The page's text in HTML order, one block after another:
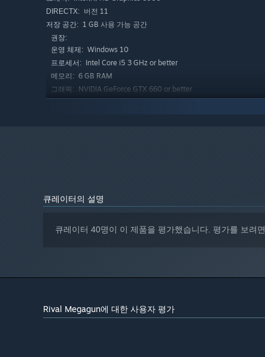
DIRECTX: 버전 11
저장 공간: 1 GB 사용 가능 공간
권장:
운영 체제: Windows 10
프로세서: Intel Core i5 3 GHz or better
메모리: 6 GB RAM
그래픽: NVIDIA GeForce GTX 660 or better
큐레이터의 설명
큐레이터 40명이 이 제품을 평가했습니다. 평가를 보려면
Rival Megagun에 대한 사용자 평가